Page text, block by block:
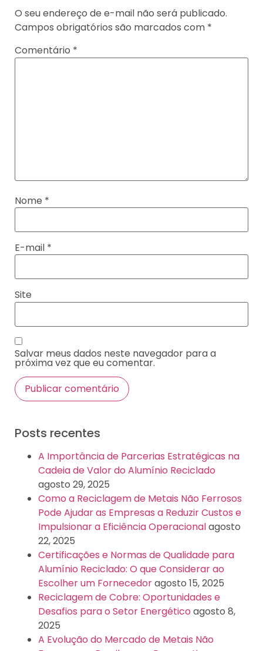
O seu endereço de e-mail não será publicado.
Campos obrigatórios são marcados com *
Comentário *
Nome *
E-mail *
Site
Salvar meus dados neste navegador para a
próxima vez que eu comentar.
Posts recentes
A Importância de Parcerias Estratégicas na
Cadeia de Valor do Alumínio Reciclado
agosto 29, 2025
Como a Reciclagem de Metais Não Ferrosos
Pode Ajudar as Empresas a Reduzir Custos e
Impulsionar a Eficiência Operacionalagosto
22, 2025
Certificações e Normas de Qualidade para
Alumínio Reciclado: O que Considerar ao
Escolher um Fornecedoragosto 15, 2025
Reciclagem de Cobre: Oportunidades e
Desafios para o Setor Energético agosto 8,
2025
A Evolução do Mercado de Metais Não